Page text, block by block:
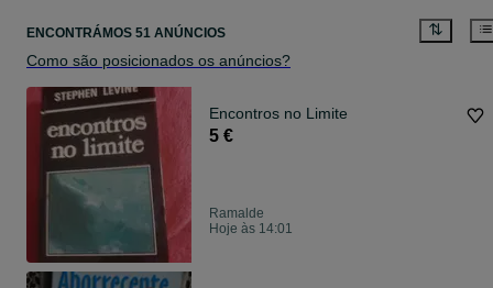
ENCONTRÁMOS 51 ANÚNCIOS
Como são posicionados os anúncios?
Encontros no Limite
5 €
Ramalde
Hoje às 14:01